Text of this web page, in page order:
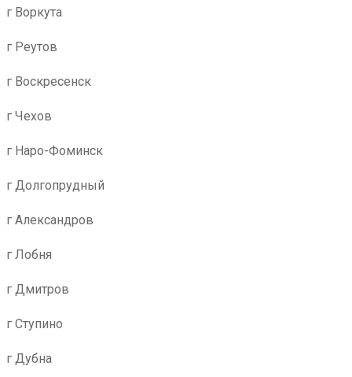
г Воркута
г Реутов
г Воскресенск
г Чехов
г Наро-Фоминск
г Долгопрудный
г Александров
г Лобня
г Дмитров
г Ступино
г Дубна